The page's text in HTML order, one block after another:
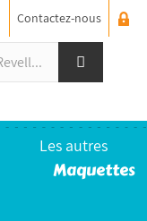
Contactez-nous
Les autres
Maquettes